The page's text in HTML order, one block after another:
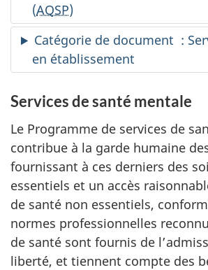
(AQSP)
Catégorie de document :
en établissement
Services de santé mentale
Le Programme de services de
contribue à la garde humaine
fournissant à ces derniers des
essentiels et un accès
de santé non essentiels,
normes professionnelles
de santé sont fournis de
liberté, et tiennent compte des